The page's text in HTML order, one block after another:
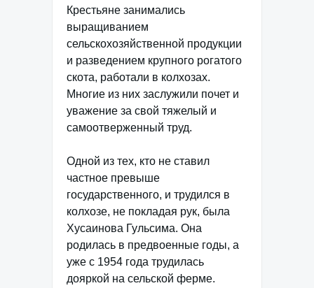
Крестьяне занимались
выращиванием
сельскохозяйственной продукции
и разведением крупного рогатого
скота, работали в колхозах.
Многие из них заслужили почет и
уважение за свой тяжелый и
самоотверженный труд.
Одной из тех, кто не ставил
частное превыше
государственного, и трудился в
колхозе, не покладая рук, была
Хусаинова Гульсима. Она
родилась в предвоенные годы, а
уже с 1954 года трудилась
дояркой на сельской ферме.